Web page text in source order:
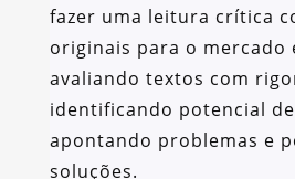
fazer uma leitura crítica
originais para o mercado
avaliando textos com
identificando potencial
apontando problemas e
soluções.